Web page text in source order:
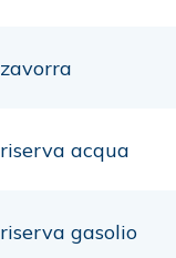
zavorra
riserva acqua
riserva gasolio